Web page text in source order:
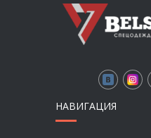
НАВИГАЦИЯ